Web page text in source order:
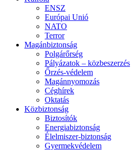
ENSZ
Európai Unió
NATO
Terror
Magánbiztonság
Polgárőrség
Pályázatok – közbeszerzés
Őrzés-védelem
Magánnyomozás
Céghírek
Oktatás
Közbiztonság
Biztosítók
Energiabiztonság
Élelmiszer-biztonság
Gyermekvédelem